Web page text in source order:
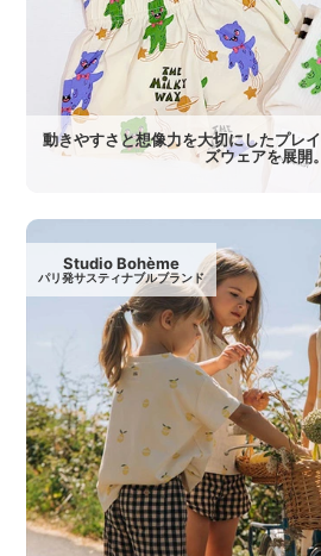
動きやすさと想像力を大切にしたプレ
ズウェアを展開。
Studio Bohème
パリ発サスティナブルブランド